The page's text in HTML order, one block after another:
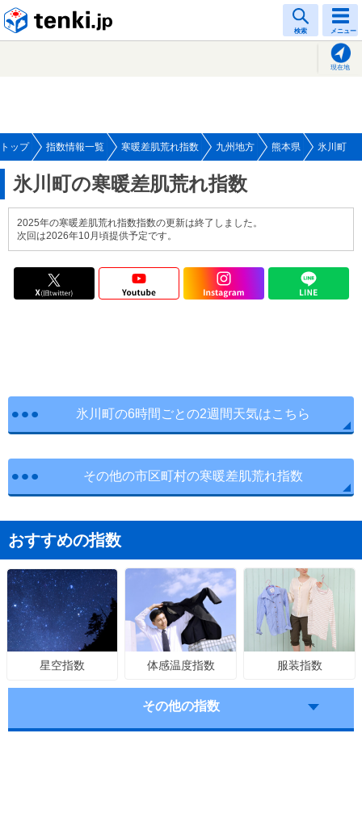
検索 メニュー
現在地
トップ 指数情報一覧 寒暖差肌荒れ指数 九州地方 熊本県 氷川町
氷川町の寒暖差肌荒れ指数
2025年の寒暖差肌荒れ指数指数の更新は終了しました。
次回は2026年10月頃提供予定です。
氷川町の6時間ごとの2週間天気はこちら
その他の市区町村の寒暖差肌荒れ指数
おすすめの指数
星空指数 体感温度指数 服装指数
その他の指数